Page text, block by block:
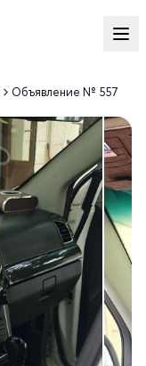
Объявление № 557